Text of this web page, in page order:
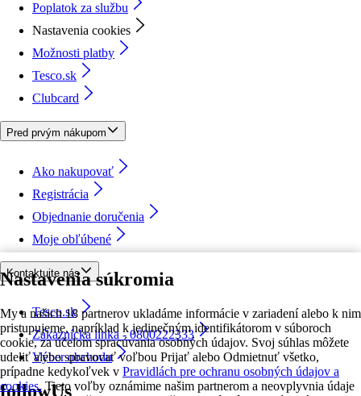
Nastavenia súkromia
My a našich 18 partnerov ukladáme informácie v zariadení alebo k nim
pristupujeme, napríklad k jedinečným identifikátorom v súboroch
cookie, za účelom spracúvania osobných údajov. Svoj súhlas môžete
udeliť alebo spravovať voľbou Prijať alebo Odmietnuť všetko,
prípadne kedykoľvek v Pravidlách pre ochranu osobných údajov a
cookies. Tieto voľby oznámime našim partnerom a neovplyvnia údaje
Poplatok za službu
Nastavenia cookies
Možnosti platby
Tesco.sk
Clubcard
Pred prvým nákupom
Ako nakupovať
Registrácia
Objednanie doručenia
Moje obľúbené
Kontaktujte nás
Tesco.sk
Zákaznícka linka - 0800222333
Výber obchodu
followUs